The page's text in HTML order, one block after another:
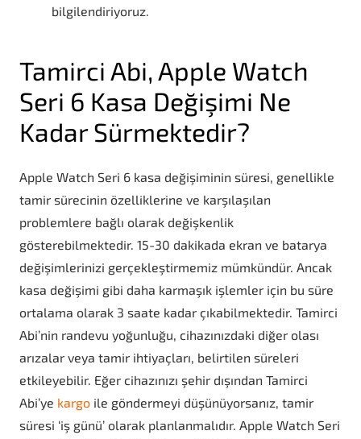
bilgilendiriyoruz.
Tamirci Abi, Apple Watch
Seri 6 Kasa Değişimi Ne
Kadar Sürmektedir?
Apple Watch Seri 6 kasa değişiminin süresi, genellikle
tamir sürecinin özelliklerine ve karşılaşılan
problemlere bağlı olarak değişkenlik
gösterebilmektedir. 15-30 dakikada ekran ve batarya
değişimlerinizi gerçekleştirmemiz mümkündür. Ancak
kasa değişimi gibi daha karmaşık işlemler için bu süre
ortalama olarak 3 saate kadar çıkabilmektedir. Tamirci
Abi’nin randevu yoğunluğu, cihazınızdaki diğer olası
arızalar veya tamir ihtiyaçları, belirtilen süreleri
etkileyebilir. Eğer cihazınızı şehir dışından Tamirci
Abi’ye kargo ile göndermeyi düşünüyorsanız, tamir
süresi ‘iş günü’ olarak planlanmalıdır. Apple Watch Seri